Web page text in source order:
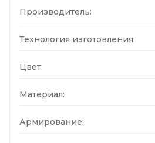
Производитель:
Технология изготовления:
Цвет:
Материал:
Армирование: